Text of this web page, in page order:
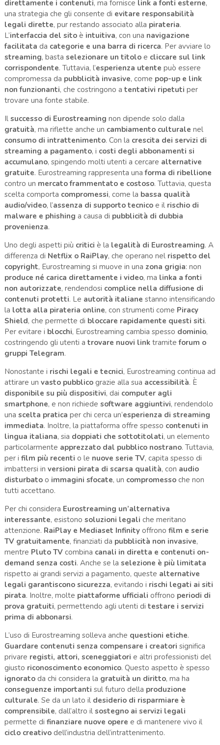
direttamente i contenuti, ma fornisce link a fonti esterne,
una strategia che gli consente di evitare responsabilità
legali dirette, pur restando associato alla pirateria.
L’interfaccia del sitoè intuitiva, con una navigazione
facilitata da categorie e una barra di ricerca. Per avviare lo
streaming, basta selezionare un titoloe cliccare sul link
corrispondente. Tuttavia, l’esperienza utente può essere
compromessa da pubblicità invasive, come pop-up e link
non funzionanti, che costringono a tentativi ripetuti per
trovare una fonte stabile.
Il successo di Eurostreaming non dipende solo dalla
gratuità, ma riflette anche un cambiamento culturale nel
consumo di intrattenimento. Con la crescita dei servizi di
streaming a pagamento, i costi degli abbonamenti si
accumulano, spingendo molti utenti a cercare alternative
gratuite. Eurostreaming rappresenta unaforma di ribellione
contro un mercato frammentato e costoso. Tuttavia, questa
scelta comporta compromessi, come la bassa qualità
audio/video, l’assenza di supporto tecnicoe il rischio di
malware e phishing a causa di pubblicità di dubbia
provenienza.
Uno degli aspetti più critici è la legalità di Eurostreaming. A
differenza di Netflix o RaiPlay, che operano nel rispetto del
copyright, Eurostreaming si muove in una zona grigia: non
produce né carica direttamente i video, ma linka a fonti
non autorizzate, rendendosi complice nella diffusione di
contenuti protetti. Le autorità italiane stanno intensificando
la lotta alla pirateria online, con strumenti come Piracy
Shield, che permette di bloccare rapidamente questi siti.
Per evitare i blocchi, Eurostreaming cambia spesso dominio,
costringendo gli utenti a trovare nuovi linktramiteforum o
gruppi Telegram.
Nonostante i rischi legali e tecnici, Eurostreaming continua ad
attirare un vasto pubblicograzie alla sua accessibilità. È
disponibile su più dispositivi, dai computer agli
smartphone, e non richiede software aggiuntivi, rendendolo
una scelta pratica per chi cerca un’esperienza di streaming
immediata. Inoltre, la piattaforma offre spesso contenuti in
lingua italiana, sia doppiati che sottotitolati, un elemento
particolarmente apprezzato dal pubblico nostrano. Tuttavia,
per i film più recenti o le nuove serie TV, capita spesso di
imbattersi in versioni pirata di scarsa qualità, con audio
disturbatoo immagini sfocate, un compromessoche non
tutti accettano.
Per chi considera Eurostreaming un’alternativa
interessante, esistono soluzioni legali che meritano
attenzione. RaiPlay e Mediaset Infinityoffrono film e serie
TV gratuitamente, finanziati da pubblicità non invasive,
mentre Pluto TVcombina canali in diretta e contenuti on-
demand senza costi. Anche se la selezione è più limitata
rispetto ai grandi servizi a pagamento, queste alternative
legali garantiscono sicurezza, evitando i rischi legati ai siti
pirata. Inoltre, molte piattaforme ufficiali offrono periodi di
prova gratuiti, permettendo agli utenti di testare i servizi
prima di abbonarsi.
L’uso di Eurostreaming solleva anche questioni etiche.
Guardare contenuti senza compensare i creatori significa
privare registi, attori, sceneggiatori e altri professionisti del
giusto riconoscimento economico. Questo aspetto è spesso
ignoratoda chi considera la gratuità un diritto, ma ha
conseguenze importanti sul futuro della produzione
culturale. Se da un lato il desiderio di risparmiare è
comprensibile, dall’altro il sostegno ai servizi legali
permette di finanziare nuove opere e di mantenere vivo il
ciclo creativodell’industria dell’intrattenimento.